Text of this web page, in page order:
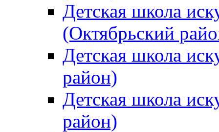
Детская школа
(Октябрьский
Детская школа
район)
Детская школа
район)